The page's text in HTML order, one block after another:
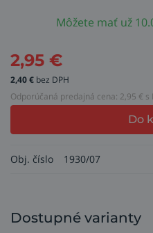
Môžete mať už
2,95 €
2,40€ bez DPH
Odporúčaná predajná cena: 2,95 € s
Do
Obj. číslo 1930/07
Dostupné varianty